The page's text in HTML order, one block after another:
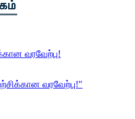
வரவேற்பு!
வரவேற்பு!"